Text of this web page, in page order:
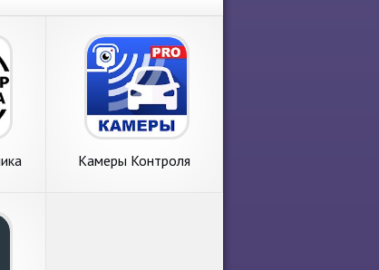
Камеры Контроля